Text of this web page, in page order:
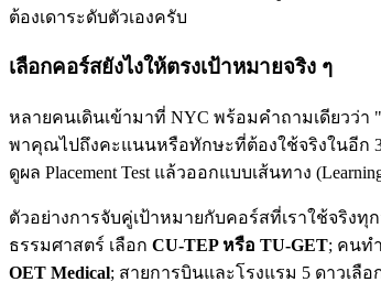
ต้องเดาระดับตัวเองครับ
เลือกคอร์สยังไงให้ตรงเป้าหมายจริง ๆ
หลายคนเดินเข้ามาที่ NYC พร้อมคำถามเดียวว่า
พาคุณไปถึงคะแนนหรือทักษะที่ต้องใช้จริงในอีก
ดูผล Placement Test แล้วออกแบบเส้นทาง
ตัวอย่างการจับคู่เป้าหมายกับคอร์สที่เราใช้จริง
ธรรมศาสตร์ เลือก CU-TEP หรือ TU-GET; คนท
OET Medical; สายการบินและโรงแรม 5 ดาวเลือ